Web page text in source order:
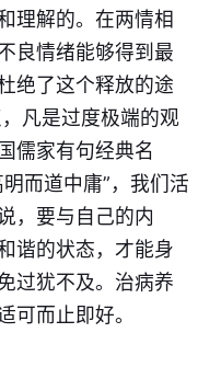
理解的。在两情相
良情绪能够得到最
绝了这个释放的途
凡是过度极端的观
儒家有句经典名
而道中庸”，我们活
，要与自己的内
谐的状态，才能身
过犹不及。治病养
可而止即好。